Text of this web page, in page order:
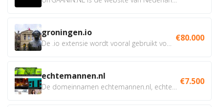
groningen.io €80.000
echtemannen.nl €7.500